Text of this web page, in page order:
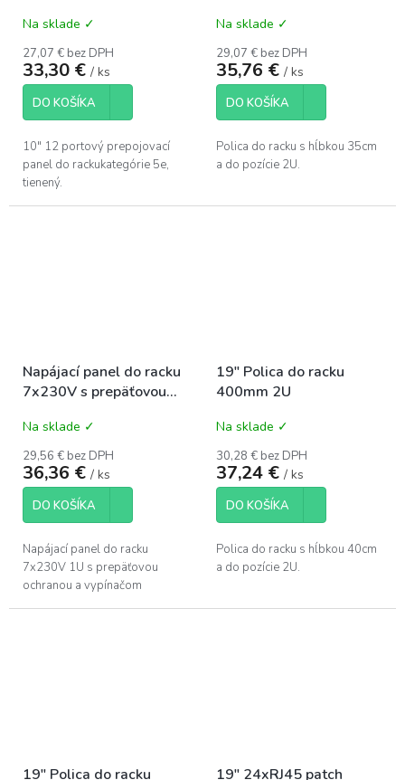
Na sklade ✓
27,07 € bez DPH
33,30 € / ks
DO KOŠÍKA
10" 12 portový prepojovací
panel do rackukategórie 5e,
tienený.
Na sklade ✓
29,07 € bez DPH
35,76 € / ks
DO KOŠÍKA
Polica do racku s hĺbkou 35cm
a do pozície 2U.
Napájací panel do racku
7x230V s prepäťovou
Na sklade ✓
29,56 € bez DPH
36,36 € / ks
DO KOŠÍKA
Napájací panel do racku
7x230V 1U s prepäťovou
ochranou a vypínačom
19" Polica do racku
400mm 2U
Na sklade ✓
30,28 € bez DPH
37,24 € / ks
DO KOŠÍKA
Polica do racku s hĺbkou 40cm
a do pozície 2U.
19" Polica do racku
19" 24xRJ45 patch